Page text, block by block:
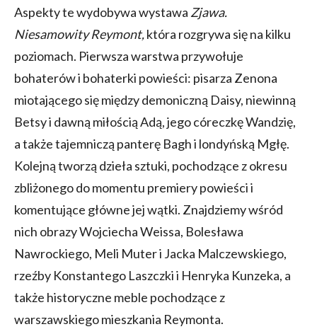
Aspekty te wydobywa wystawa Zjawa.
Niesamowity Reymont,która rozgrywa się na kilku
poziomach. Pierwsza warstwa przywołuje
bohaterów i bohaterki powieści: pisarza Zenona
miotającego się między demoniczną Daisy, niewinną
Betsy i dawną miłością Adą, jego córeczkę Wandzię,
a także tajemniczą panterę Bagh i londyńską Mgłę.
Kolejną tworzą dzieła sztuki, pochodzące z okresu
zbliżonego do momentu premiery powieści i
komentujące główne jej wątki. Znajdziemy wśród
nich obrazy Wojciecha Weissa, Bolesława
Nawrockiego, Meli Muter i Jacka Malczewskiego,
rzeźby Konstantego Laszczki i Henryka Kunzeka, a
także historyczne meble pochodzące z
warszawskiego mieszkania Reymonta.